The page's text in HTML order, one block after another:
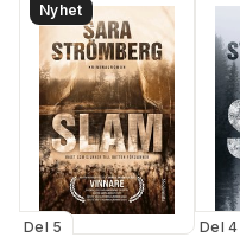
Nyhet
Del 5 Del 4